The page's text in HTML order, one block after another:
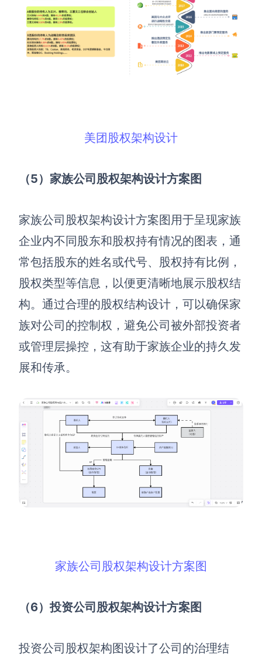
美团股权架构设计
（5）家族公司股权架构设计方案图
家族公司股权架构设计方案图用于呈现家族
企业内不同股东和股权持有情况的图表，通
常包括股东的姓名或代号、股权持有比例，
股权类型等信息，以便更清晰地展示股权结
构。通过合理的股权结构设计，可以确保家
族对公司的控制权，避免公司被外部投资者
或管理层操控，这有助于家族企业的持久发
展和传承。
家族公司股权架构设计方案图
（6）投资公司股权架构设计方案图
投资公司股权架构图设计了公司的治理结